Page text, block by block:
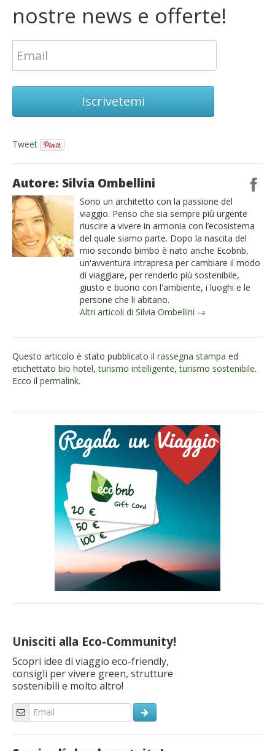
nostre news e offerte!
Iscrivetemi
Tweet
Autore: Silvia Ombellini
Sono un architetto con la passione del
viaggio. Penso che sia sempre più urgente
riuscire a vivere in armonia con l’ecosistema
del quale siamo parte. Dopo la nascita del
mio secondo bimbo è nato anche Ecobnb,
un'avventura intrapresa per cambiare il modo
di viaggiare, per renderlo più sostenibile,
giusto e buono con l'ambiente, i luoghi e le
persone che li abitano.
Altri articoli di Silvia Ombellini →
Questo articolo è stato pubblicato il rassegna stampa ed
etichettato bio hotel,turismo intelligente,turismo sostenibile.
Ecco il permalink.
Unisciti alla Eco-Community!
Scopri idee di viaggio eco-friendly,
consigli per vivere green, strutture
sostenibili e molto altro!